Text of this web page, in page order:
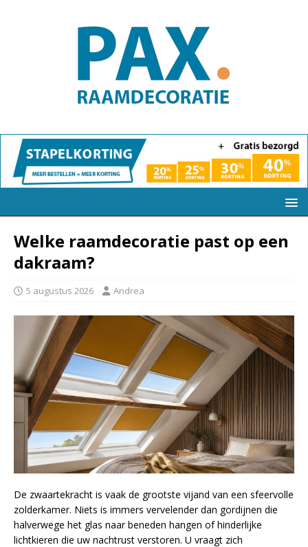
Welke raamdecoratie past op een
dakraam?
5 augustus 2026 Andrea
De zwaartekracht is vaak de grootste vijand van een sfeervolle
zolderkamer. Niets is immers vervelender dan gordijnen die
halverwege het glas naar beneden hangen of hinderlijke
lichtkieren die uw nachtrust verstoren. U vraagt zich